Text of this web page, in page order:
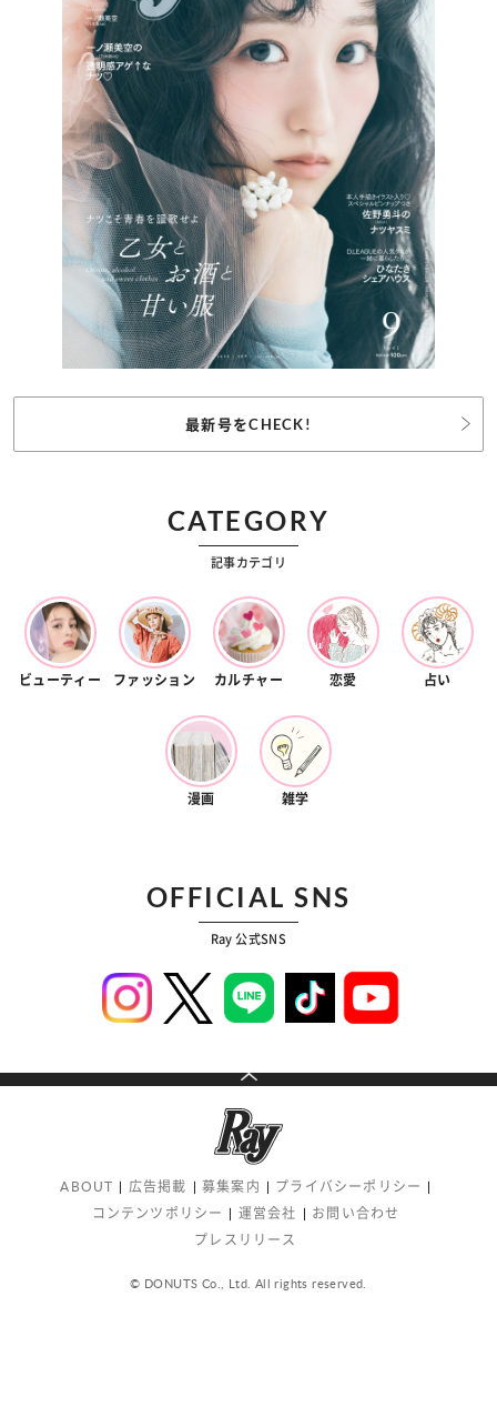
最新号をCHECK!
CATEGORY
記事カテゴリ
ビューティー ファッション カルチャー 恋愛 占い
漫画 雑学
OFFICIAL SNS
Ray 公式SNS
ABOUT 広告掲載 募集案内
プライバシーポリシー
コンテンツポリシー
運営会社
お問い合わせ
プレスリリース
© DONUTS Co., Ltd. All rights reserved.